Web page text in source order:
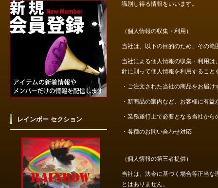
識別し得る情報をいいます。
（個人情報の収集・利用）
当社は、以下の目的のため、その
当社による個人情報の収集・利用
針に則って個人情報を利用するこ
・ご注文された当社の商品をお届
・新商品の案内など、お客様に有
・業務遂行上で必要となる当社か
・各種のお問い合わせ対応
（個人情報の第三者提供）
当社は、法令に基づく場合等正当
とはありません。
レインボー セクション